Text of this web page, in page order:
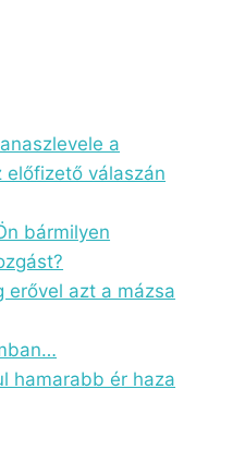
a
előfizető válaszán
bármilyen
erővel azt a mázsa
hamarabb ér haza